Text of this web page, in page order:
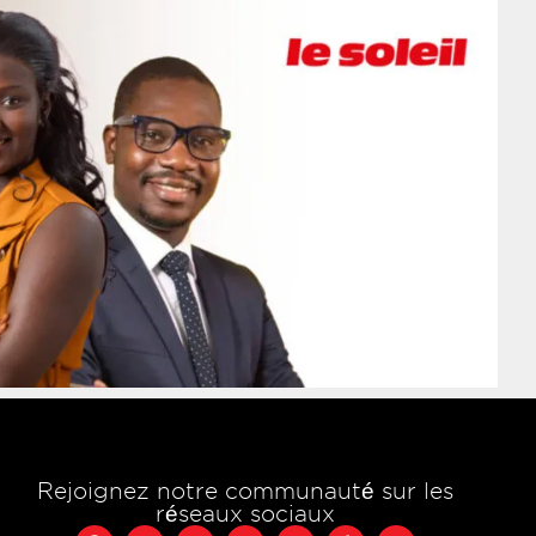
Rejoignez notre communauté sur les
réseaux sociaux